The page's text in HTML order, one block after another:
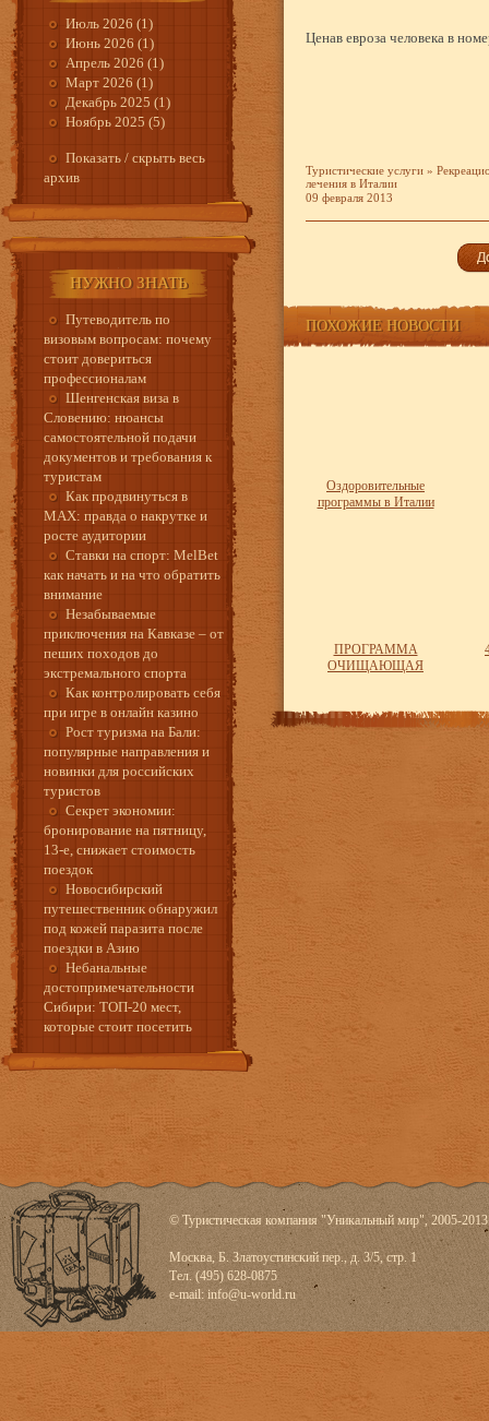
Июль 2026 (1)
Июнь 2026 (1)
Апрель 2026 (1)
Март 2026 (1)
Декабрь 2025 (1)
Ноябрь 2025 (5)
Показать / скрыть весь
архив
НУЖНО ЗНАТЬ
Путеводитель по
визовым вопросам: почему
стоит довериться
профессионалам
Шенгенская виза в
Словению: нюансы
самостоятельной подачи
документов и требования к
туристам
Как продвинуться в
MAX: правда о накрутке и
росте аудитории
Ставки на спорт: MelBet
как начать и на что обратить
внимание
Незабываемые
приключения на Кавказе – от
пеших походов до
экстремального спорта
Как контролировать себя
при игре в онлайн казино
Рост туризма на Бали:
популярные направления и
новинки для российских
туристов
Секрет экономии:
бронирование на пятницу,
13-е, снижает стоимость
поездок
Новосибирский
путешественник обнаружил
под кожей паразита после
поездки в Азию
Небанальные
достопримечательности
Сибири: ТОП-20 мест,
которые стоит посетить
Ценав евроза человека в
Туристические услуги »
лечения в Италии
09 февраля 2013
ПОХОЖИЕ НОВОСТИ
Оздоровительные
программы в Италии
ПРОГРАММА
ОЧИЩАЮЩАЯ
© Туристическая компания "Уникальный мир", 2005-2013
Москва, Б. Златоустинский пер., д. 3/5, стр. 1
Тел. (495) 628-0875
e-mail: info@u-world.ru